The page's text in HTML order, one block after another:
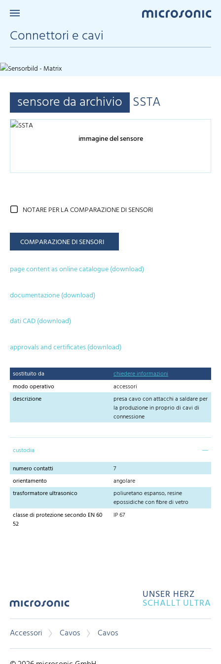
Connettori e cavi
sensore da archivio SSTA
immagine del sensore
NOTARE PER LA COMPARAZIONE DI SENSORI
COMPARAZIONE DI SENSORI
page content as online catalogue (download)
documentazione (download)
dati CAD (download)
approvals and certificates (download)
sostituito da
chiedere informazioni
modo operativo
accessori
descrizione
presa cavo con attacchi a saldare per
la produzione in proprio di cavi di
connessione
custodia
numero contatti
7
orientamento
angolare
trasformatore ultrasonico
poliuretano espanso, resine
epossidiche con fibre di vetro
classe di protezione secondo EN 60
52
IP 67
UNSER HERZ
SCHALLT ULTRA
Accessori Cavos Cavos